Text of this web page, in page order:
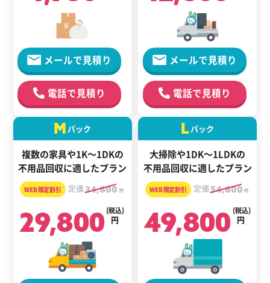
メールで見積り
電話で見積り
メールで見積り
電話で見積り
M パック
複数の家具や1K～1DKの
不用品回収に適したプラン
定価34,800 円
29,800 円
(税込)
Lパック
大掃除や1DK～1LDKの
不用品回収に適したプラン
定価54,800 円
49,800 円
(税込)